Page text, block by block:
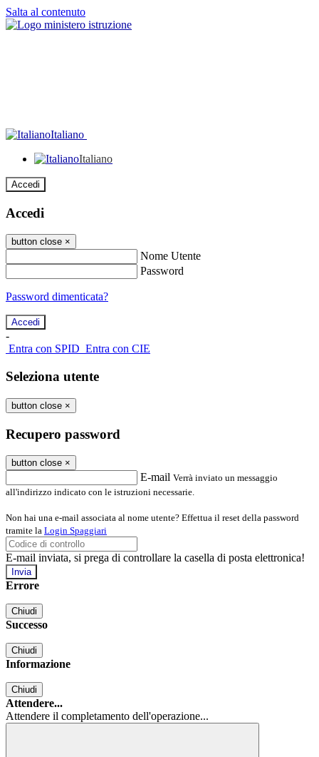
Salta al contenuto
Italiano
Italiano
Accedi
Accedi
button close ×
Nome Utente
Password
Password dimenticata?
-
Entra con SPID Entra con CIE
Seleziona utente
button close ×
Recupero password
button close ×
E-mail Verrà inviato un messaggio
all'indirizzo indicato con le istruzioni necessarie.
Non hai una e-mail associata al nome utente? Effettua il reset della password
tramite la Login Spaggiari
E-mail inviata, si prega di controllare la casella di posta elettronica!
Errore
Chiudi
Successo
Chiudi
Informazione
Chiudi
Attendere...
Attendere il completamento dell'operazione...